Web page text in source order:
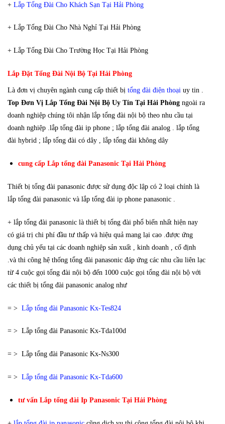
+ Lắp Tổng Đài Cho Khách Sạn Tại Hải Phòng
+ Lắp Tổng Đài Cho Nhà Nghỉ Tại Hải Phòng
+ Lắp Tổng Đài Cho Trường Học Tại Hải Phòng
Lắp Đặt Tổng Đài Nội Bộ Tại Hải Phòng
Là đơn vị chuyên ngành cung cấp thiết bị tổng đài điện thoại uy tin .
Top Đơn Vị Lắp Tổng Đài Nội Bộ Uy Tín Tại Hải Phòng ngoài ra
doanh nghiệp chúng tôi nhận lắp tổng đài nội bộ theo nhu cầu tại
doanh nghiệp .lắp tổng đài ip phone ; lắp tổng đài analog . lắp tổng
đài hybrid ; lắp tổng đài có dây , lắp tổng đài không dây
cung cấp Lắp tổng đài Panasonic Tại Hải Phòng
Thiết bị tổng đài panasonic được sử dụng độc lập có 2 loại chính là
lắp tổng đài panasonic và lắp tổng đài ip phone panasonic .
+ lắp tổng đài panasonic là thiết bị tổng đài phổ biến nhất hiện nay
có giá trị chi phí đầu tư thấp và hiệu quả mang lại cao .được ứng
dụng chủ yếu tại các doanh nghiệp sản xuất , kinh doanh , cố định
.và thi công hệ thống tổng đài panasonic đáp ứng các nhu cầu liên lạc
từ 4 cuộc gọi tổng đài nội bộ đến 1000 cuộc gọi tổng đài nội bộ với
các thiết bị tổng đài panasonic analog như
= > Lắp tổng đài Panasonic Kx-Tes824
= > Lắp tổng đài Panasonic Kx-Tda100d
= > Lắp tổng đài Panasonic Kx-Ns300
= > Lắp tổng đài Panasonic Kx-Tda600
tư vấn Lắp tổng đài Ip Panasonic Tại Hải Phòng